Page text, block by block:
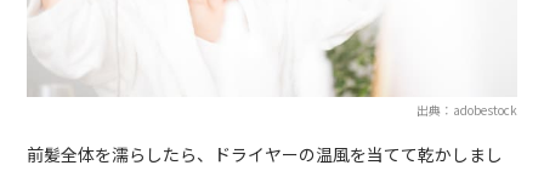
出典：adobestock
前髪全体を濡らしたら、ドライヤーの温風を当てて乾かしまし